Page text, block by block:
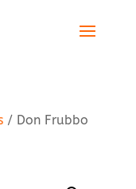
/ Don Frubbo